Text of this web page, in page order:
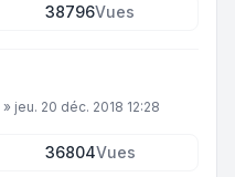
38796Vues
» jeu. 20 déc. 2018 12:28
36804Vues